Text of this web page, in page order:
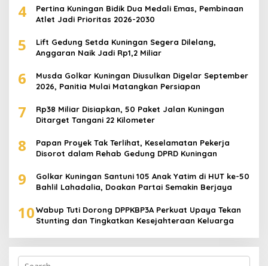
4
Pertina Kuningan Bidik Dua Medali Emas, Pembinaan
Atlet Jadi Prioritas 2026-2030
5
Lift Gedung Setda Kuningan Segera Dilelang,
Anggaran Naik Jadi Rp1,2 Miliar
6
Musda Golkar Kuningan Diusulkan Digelar September
2026, Panitia Mulai Matangkan Persiapan
7
Rp38 Miliar Disiapkan, 50 Paket Jalan Kuningan
Ditarget Tangani 22 Kilometer
8
Papan Proyek Tak Terlihat, Keselamatan Pekerja
Disorot dalam Rehab Gedung DPRD Kuningan
9
Golkar Kuningan Santuni 105 Anak Yatim di HUT ke-50
Bahlil Lahadalia, Doakan Partai Semakin Berjaya
10Wabup Tuti Dorong DPPKBP3A Perkuat Upaya Tekan
Stunting dan Tingkatkan Kesejahteraan Keluarga
Search